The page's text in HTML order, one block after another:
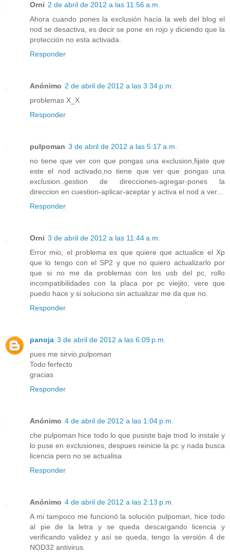
Orni 2 de abril de 2012 a las 11:56 a.m.
Ahora cuando pones la exclusión hacia la web del blog el
nod se desactiva, es decir se pone en rojo y diciendo que la
protección no esta activada.
Responder
Anónimo 2 de abril de 2012 a las 3:34 p.m.
problemas X_X
Responder
pulpoman 3 de abril de 2012 a las 5:17 a.m.
no tiene que ver con que pongas una exclusion,fijate que
este el nod activado,no tiene que ver que pongas una
exclusion..gestion de direcciones-agregar-pones la
direccion en cuestion-aplicar-aceptar y activa el nod a ver...
Responder
Orni 3 de abril de 2012 a las 11:44 a.m.
Error mio, el problema es que quiere que actualice el Xp
que lo tengo con el SP2 y que no quiero actualizarlo por
que si no me da problemas con los usb del pc, rollo
incompatibilidades con la placa por pc viejito, vere que
puedo hace y si soluciono sin actualizar me da que no.
Responder
panoja 3 de abril de 2012 a las 6:09 p.m.
pues me sirvio,pulpoman
Todo ferfecto
gracias
Responder
Anónimo 4 de abril de 2012 a las 1:04 p.m.
che pulpoman hice todo lo que pusiste baje tnod lo instale y
lo puse en exclusiones, despues reinicie la pc y nada busca
licencia pero no se actualisa
Responder
Anónimo 4 de abril de 2012 a las 2:13 p.m.
A mi tampoco me funcionó la solución pulpoman, hice todo
al pie de la letra y se queda descargando licencia y
verificando validez y así se queda, tengo la versión 4 de
NOD32 antivirus.